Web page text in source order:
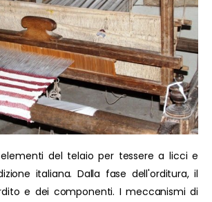
del telaio per tessere a licci e
italiana. Dalla fase dell'orditura, il
e dei componenti. I meccanismi di